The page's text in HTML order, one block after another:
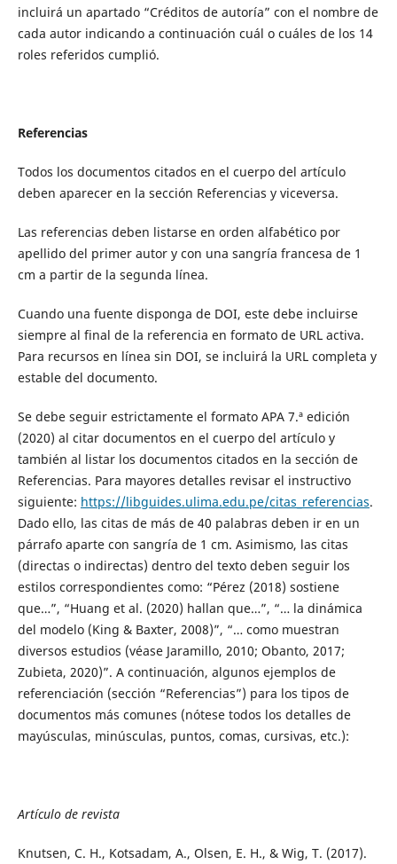
incluirá un apartado “Créditos de autoría” con el nombre de
cada autor indicando a continuación cuál o cuáles de los 14
roles referidos cumplió.
Referencias
Todos los documentos citados en el cuerpo del artículo
deben aparecer en la sección Referencias y viceversa.
Las referencias deben listarse en orden alfabético por
apellido del primer autor y con una sangría francesa de 1
cm a partir de la segunda línea.
Cuando una fuente disponga de DOI, este debe incluirse
siempre al final de la referencia en formato de URL activa.
Para recursos en línea sin DOI, se incluirá la URL completa y
estable del documento.
Se debe seguir estrictamente el formato APA 7.ª edición
(2020) al citar documentos en el cuerpo del artículo y
también al listar los documentos citados en la sección de
Referencias. Para mayores detalles revisar el instructivo
siguiente: https://libguides.ulima.edu.pe/citas_referencias.
Dado ello, las citas de más de 40 palabras deben ir en un
párrafo aparte con sangría de 1 cm. Asimismo, las citas
(directas o indirectas) dentro del texto deben seguir los
estilos correspondientes como: “Pérez (2018) sostiene
que…”, “Huang et al. (2020) hallan que…”, “… la dinámica
del modelo (King & Baxter, 2008)”, “… como muestran
diversos estudios (véase Jaramillo, 2010; Obanto, 2017;
Zubieta, 2020)”. A continuación, algunos ejemplos de
referenciación (sección “Referencias”) para los tipos de
documentos más comunes (nótese todos los detalles de
mayúsculas, minúsculas, puntos, comas, cursivas, etc.):
Artículo de revista
Knutsen, C. H., Kotsadam, A., Olsen, E. H., & Wig, T. (2017).